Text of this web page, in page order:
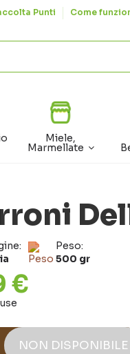
Punti Come
Miele,
Marmellate
Peso:
500 gr
€
NON DISPONIBILE